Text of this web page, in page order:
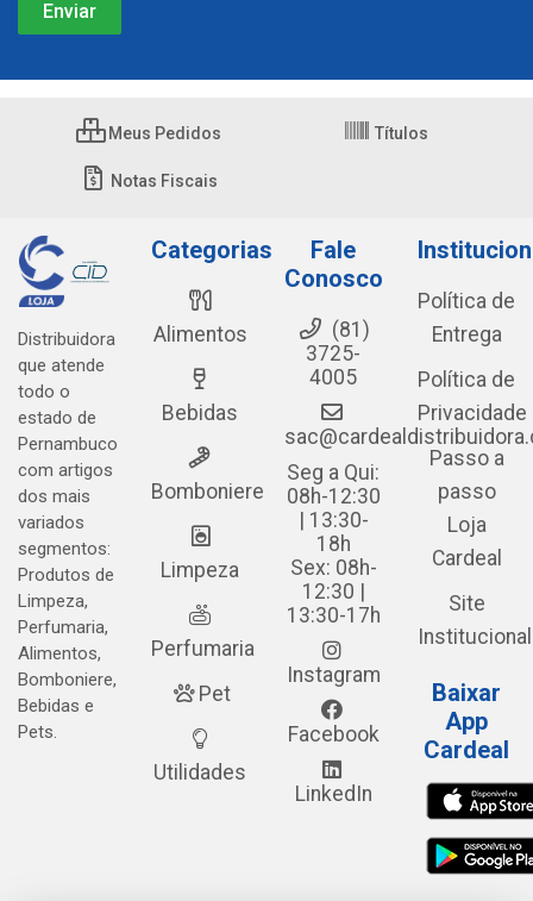
Meus Pedidos Títulos
Notas Fiscais
Distribuidora
que atende
todo o
estado de
Pernambuco
com artigos
dos mais
variados
segmentos:
Produtos de
Limpeza,
Perfumaria,
Alimentos,
Bomboniere,
Bebidas e
Pets.
Categorias
Alimentos
Bebidas
Bomboniere
Limpeza
Perfumaria
Pet
Utilidades
Fale
Conosco
(81)
3725-
4005
Seg a Qui:
08h-12:30
| 13:30-
18h
Sex: 08h-
12:30 |
13:30-17h
Instagram
Facebook
LinkedIn
Política de
Entrega
Política de
Privacidade
Passo a
passo
Loja
Cardeal
Site
Institucional
Baixar
App
Cardeal